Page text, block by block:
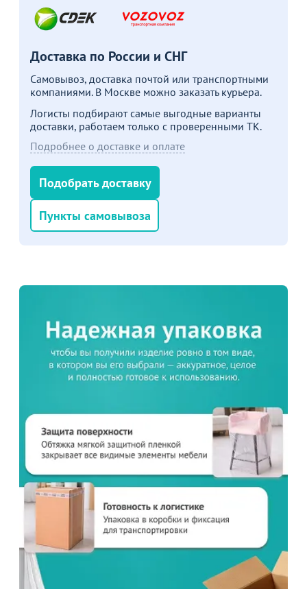
Доставка по России и СНГ
Самовывоз, доставка почтой или транспортными
компаниями. В Москве можно заказать курьера.
Логисты подбирают самые выгодные варианты
доставки, работаем только с проверенными ТК.
Подробнее о доставке и оплате
Подобрать доставку
Пункты самовывоза
Акции для вас
Пожизненная
гарантия
на стулья ХИТ 20/25!
Перейдите, чтобы узнать
подробности
Больше не показывать это окно